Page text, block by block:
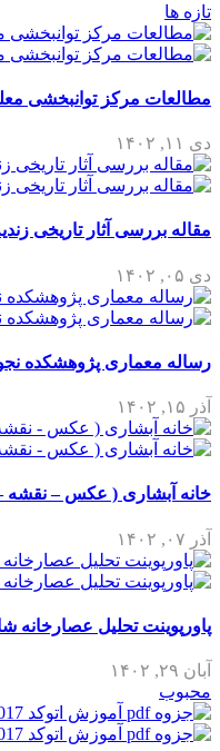
تازه ها
مطالعات مرکز توانبخشی
دی ۱۱, ۱۴۰۲
مقاله بررسی آثار تاریخی زندیه ( 36
دی ۰۵, ۱۴۰۲
رساله معماری پژوهشکده
آذر ۱۵, ۱۴۰۲
خانه آبشاری ( عکس – نقشه
آذر ۰۷, ۱۴۰۲
پاورپوینت تحلیل عصارخانه شاهی
آبان ۲۹, ۱۴۰۲
محبوب